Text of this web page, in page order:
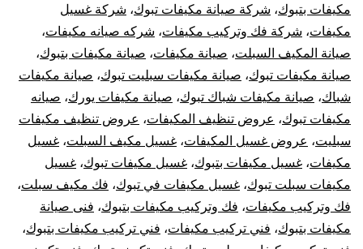
مكيفات بتبوك، شركة صيانة مكيفات تبوك، شركة غسيل
مكيفات، شركة فك وتركيب مكيفات، شركه صيانه مكيفات،
صيانة المكيف السبلت، صيانة مكيفات، صيانة مكيفات بتبوك،
صيانة مكيفات تبوك، صيانة مكيفات سبليت تبوك، صيانة مكيفات
شباك، صيانة مكيفات شباك تبوك، صيانة مكيفات يورك، صيانه
مكيفات تبوك، عروض تنظيف المكيفات، عروض تنظيف مكيفات
سبليت، عروض غسيل المكيفات، غسيل مكيف السبلت، غسيل
مكيفات، غسيل مكيفات بتبوك، غسيل مكيفات تبوك، غسيل
مكيفات سبلت تبوك، غسيل مكيفات في تبوك، فك مكيف سبلت،
فك وتركيب مكيفات، فك وتركيب مكيفات بتبوك، فنى صيانة
مكيفات بتبوك، فني تركيب مكيفات، فني تركيب مكيفات بتبوك،